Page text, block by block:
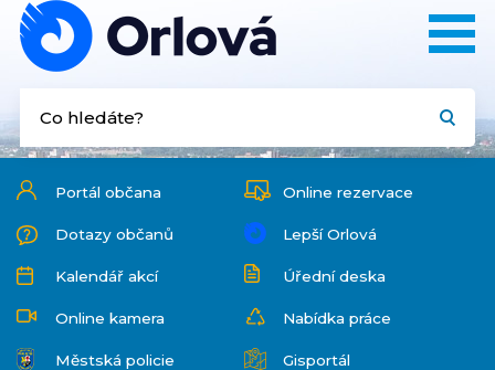
Portál občana Online rezervace
Dotazy občanů Lepší Orlová
Kalendář akcí Úřední deska
Online kamera Nabídka práce
Městská policie Gisportál